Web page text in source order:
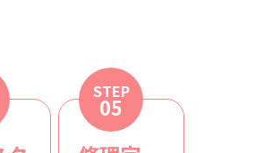
STEP
05